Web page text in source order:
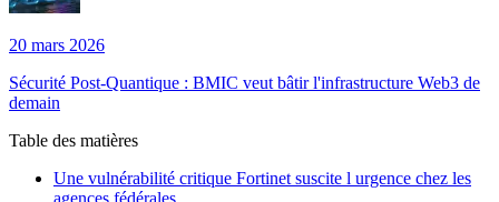
20 mars 2026
Sécurité Post-Quantique : BMIC veut bâtir l'infrastructure Web3 de
demain
Table des matières
Une vulnérabilité critique Fortinet suscite l urgence chez les
agences fédérales